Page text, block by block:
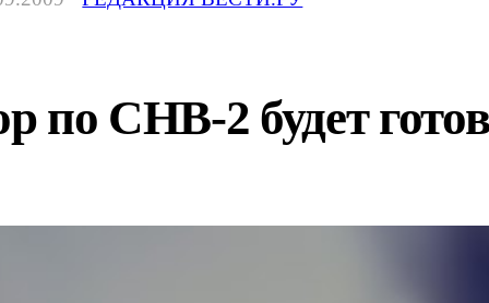
по СНВ-2 будет